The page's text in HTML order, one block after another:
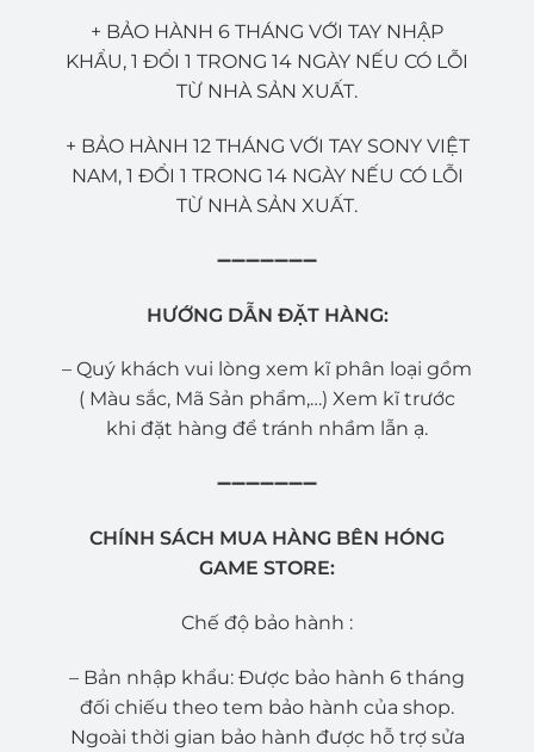
+ BẢO HÀNH 6 THÁNG VỚI TAY NHẬP
KHẨU, 1 ĐỔI 1 TRONG 14 NGÀY NẾU CÓ LỖI
TỪ NHÀ SẢN XUẤT.
+ BẢO HÀNH 12 THÁNG VỚI TAY SONY VIỆT
NAM, 1 ĐỔI 1 TRONG 14 NGÀY NẾU CÓ LỖI
TỪ NHÀ SẢN XUẤT.
➖➖➖➖➖➖➖
HƯỚNG DẪN ĐẶT HÀNG:
– Quý khách vui lòng xem kĩ phân loại gồm
( Màu sắc, Mã Sản phẩm,…) Xem kĩ trước
khi đặt hàng để tránh nhầm lẫn ạ.
➖➖➖➖➖➖➖
CHÍNH SÁCH MUA HÀNG BÊN HÓNG
GAME STORE:
Chế độ bảo hành :
– Bản nhập khẩu: Được bảo hành 6 tháng
đối chiếu theo tem bảo hành của shop.
Ngoài thời gian bảo hành được hỗ trợ sửa